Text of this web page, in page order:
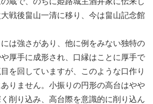
戦後畠山一清に移り、今は畠山記念館
は強さがあり、他に例をみない独特の
厚手に成形され、口縁はことに厚手で
を回していますが、このような口作り
りません。小振りの円形の高台はやや
削り込み、高台際を意識的に削り込ん